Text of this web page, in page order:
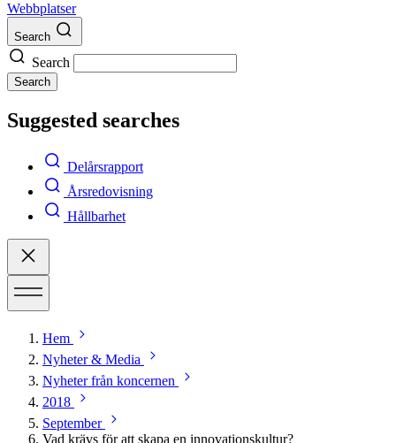
Webbplatser
Search
Search
Search
Suggested searches
Delårsrapport
Årsredovisning
Hållbarhet
Hem
Nyheter & Media
Nyheter från koncernen
2018
September
Vad krävs för att skapa en innovationskultur?